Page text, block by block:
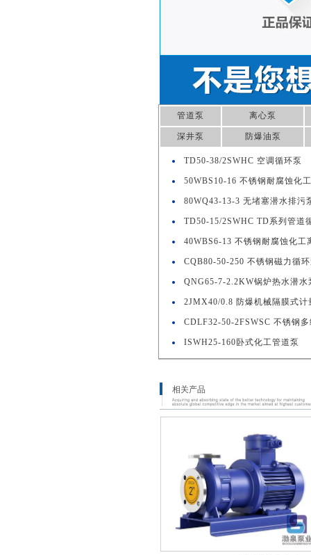
管道泵 离心泵
深井泵 防爆油泵
TD50-38/2SWHC 空调循环泵
50WBS10-16 不锈钢耐腐蚀化
80WQ43-13-3 无堵塞潜水排污
TD50-15/2SWHC TD系列管道
40WBS6-13 不锈钢耐腐蚀化工
CQB80-50-250 不锈钢磁力循
QNG65-7-2.2KW锅炉热水潜水
2JMX40/0.8 防爆机械隔膜式计
CDLF32-50-2FSWSC 不锈钢
ISWH25-160卧式化工管道泵
相关产品